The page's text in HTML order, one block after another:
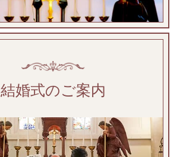
結婚式のご案内